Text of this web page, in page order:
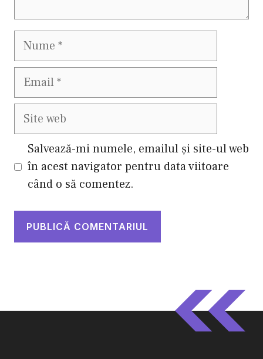
Nume
Email
Site
Salvează-mi numele, emailul și site-ul web
în acest navigator pentru data viitoare
când o să comentez.